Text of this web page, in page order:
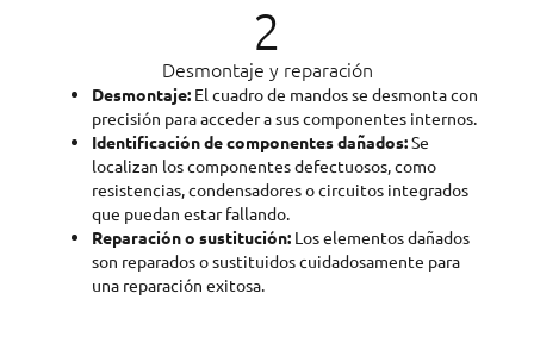
2
Desmontaje y reparación
Desmontaje: El cuadro de mandos se desmonta con
precisión para acceder a sus componentes internos.
Identificación de componentes dañados:Se
localizan los componentes defectuosos, como
resistencias, condensadores o circuitos integrados
que puedan estar fallando.
Reparación o sustitución: Los elementos dañados
son reparados o sustituidos cuidadosamente para
una reparación exitosa.